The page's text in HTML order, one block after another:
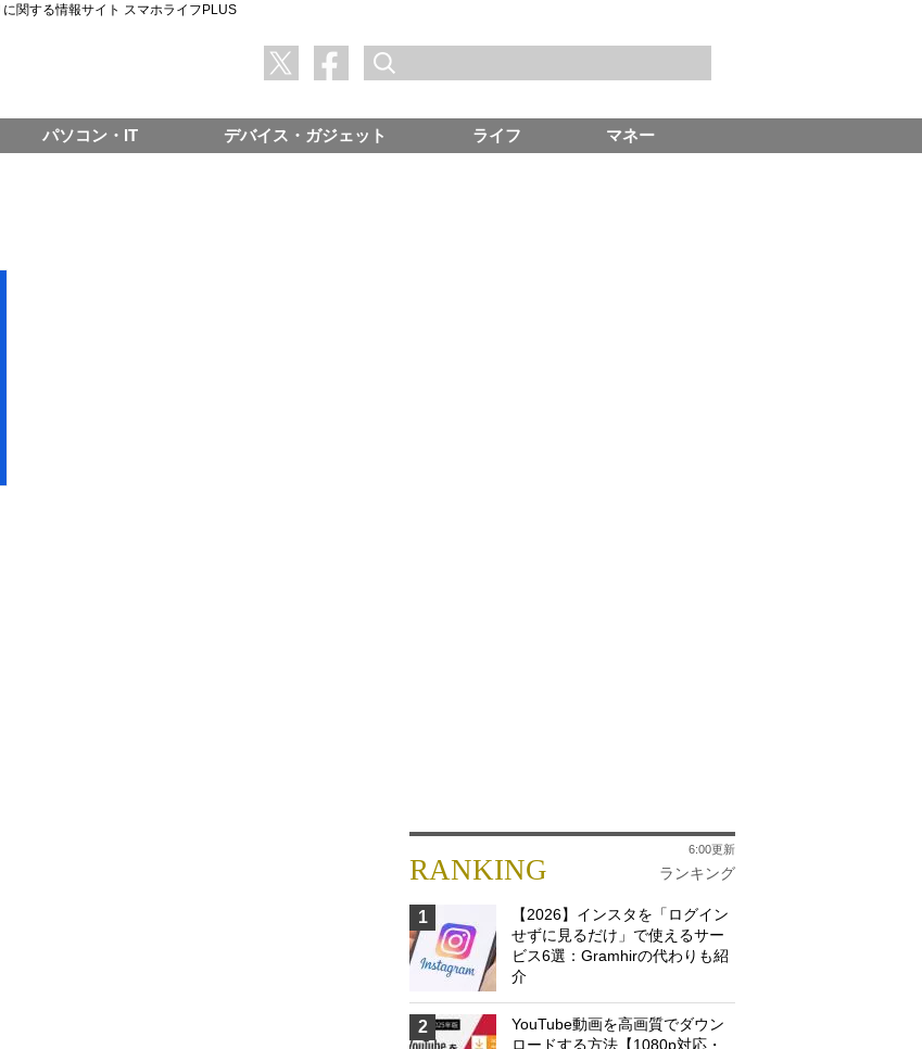
関する情報サイト スマホライフPLUS
RANKING ランキング
6:00更新
1
【2026】インスタを「ログイン
せずに見るだけ」で使えるサー
ビス6選：Gramhirの代わりも紹
介
2
YouTube動画を高画質でダウン
ロードする方法【1080p対応・
パソコン・IT デバイス・ガジェット ライフ マネー